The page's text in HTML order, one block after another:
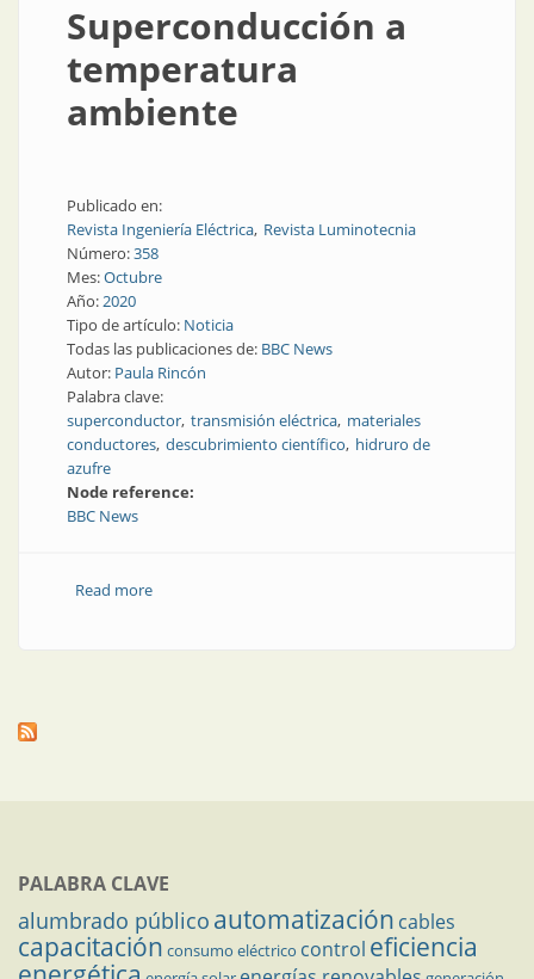
Superconducción a
temperatura
ambiente
Publicado en:
Revista Ingeniería Eléctrica Revista Luminotecnia
Número:358
Mes:Octubre
Año:2020
Tipo de artículo: Noticia
Todas las publicaciones de: BBC News
Autor: Paula Rincón
Palabra clave:
superconductor transmisión eléctrica materiales
conductores descubrimiento científico hidruro de
azufre
Node reference:
BBC News
Read moreabout Superconducción a temperatura ambiente
PALABRA CLAVE
alumbrado público automatización cables
capacitación consumo eléctrico control eficiencia